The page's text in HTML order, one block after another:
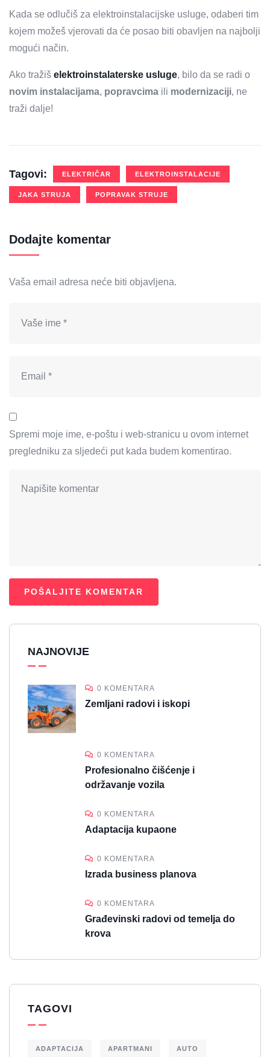
Kada se odlučiš za elektroinstalacijske usluge, odaberi tim
kojem možeš vjerovati da će posao biti obavljen na najbolji
mogući način.
Ako tražiš elektroinstalaterske usluge, bilo da se radi o
novim instalacijama, popravcima ili modernizaciji, ne
traži dalje!
Tagovi: ELEKTRIČAR ELEKTROINSTALACIJE
JAKA STRUJA POPRAVAK STRUJE
Dodajte komentar
Vaša email adresa neće biti objavljena.
Spremi moje ime, e-poštu i web-stranicu u ovom internet
pregledniku za sljedeći put kada budem komentirao.
NAJNOVIJE
0 KOMENTARA
Zemljani radovi i iskopi
0 KOMENTARA
Profesionalno čišćenje i
održavanje vozila
0 KOMENTARA
Adaptacija kupaone
0 KOMENTARA
Izrada business planova
0 KOMENTARA
Građevinski radovi od temelja do
krova
TAGOVI
ADAPTACIJA APARTMANI AUTO